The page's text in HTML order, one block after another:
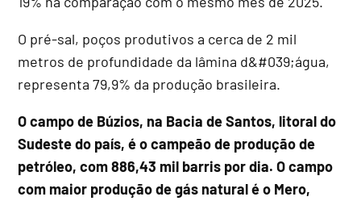
O pré-sal, poços produtivos a cerca de 2 mil
metros de profundidade da lâmina d&#039;água,
representa 79,9% da produção brasileira.
O campo de Búzios, na Bacia de Santos, litoral do
Sudeste do país, é o campeão de produção de
petróleo, com 886,43 mil barris por dia. O campo
com maior produção de gás natural é o Mero,